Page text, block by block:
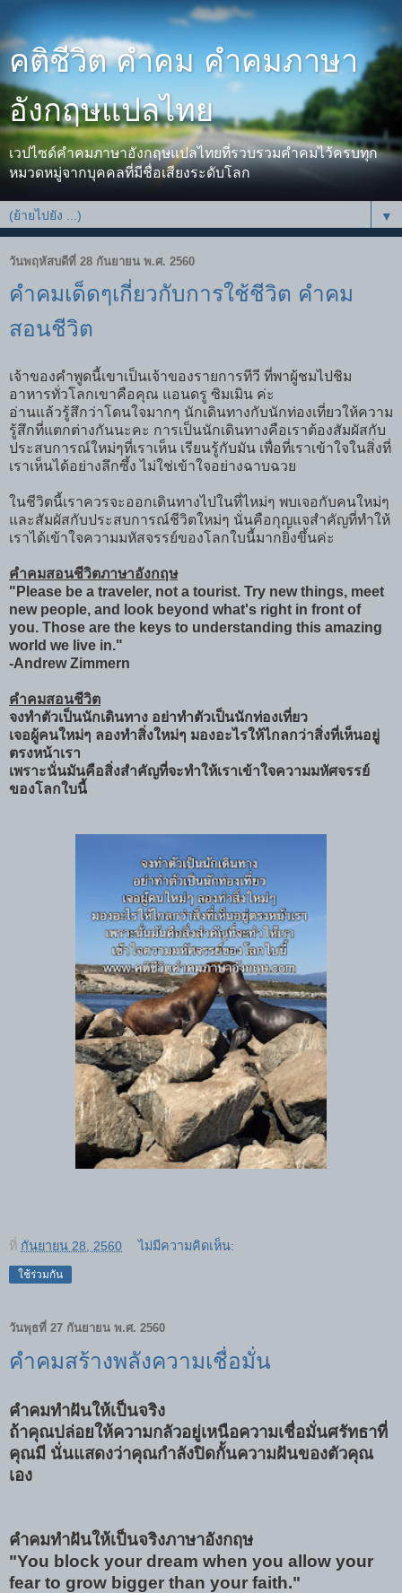
คติชีวิต คำคม คำคมภาษา
อังกฤษแปลไทย
เวปไซด์คำคมภาษาอังกฤษแปลไทยที่รวบรวมคำคมไว้ครบทุก
หมวดหมู่จากบุคคลที่มีชื่อเสียงระดับโลก
▼
วันพฤหัสบดีที่ 28 กันยายน พ.ศ. 2560
คำคมเด็ดๆเกี่ยวกับการใช้ชีวิต คำคม
สอนชีวิต
เจ้าของคำพูดนี้เขาเป็นเจ้าของรายการทีวี ที่พาผู้ชมไปชิม
อาหารทั่วโลกเขาคือคุณ แอนดรู ซิมเมิน ค่ะ
อ่านแล้วรู้สึกว่าโดนใจมากๆ นักเดินทางกับนักท่องเที่ยวให้ความ
รู้สึกที่แตกต่างกันนะคะ การเป็นนักเดินทางคือเราต้องสัมผัสกับ
ประสบการณ์ใหม่ๆที่เราเห็น เรียนรู้กับมัน เพื่อที่เราเข้าใจในสิ่งที่
เราเห็นได้อย่างลึกซึ้ง ไม่ใช่เข้าใจอย่างฉาบฉวย
ในชีวิตนี้เราควรจะออกเดินทางไปในที่ไหม่ๆ พบเจอกับคนใหม่ๆ
และสัมผัสกับประสบการณ์ชีวิตใหม่ๆ นั่นคือกุญแจสำคัญที่ทำให้
เราได้เข้าใจความมหัสจรรย์ของโลกใบนี้มากยิ่งขึ้นค่ะ
คำคมสอนชีวิตภาษาอังกฤษ
"Please be a traveler, not a tourist. Try new things, meet
new people, and look beyond what's right in front of
you. Those are the keys to understanding this amazing
world we live in."
-Andrew Zimmern
คำคมสอนชีวิต
จงทำตัวเป็นนักเดินทาง อย่าทำตัวเป็นนักท่องเที่ยว
เจอผู้คนใหม่ๆ ลองทำสิ่งใหม่ๆ มองอะไรให้ไกลกว่าสิ่งที่เห็นอยู่
ตรงหน้าเรา
เพราะนั่นมันคือสิ่งสำคัญที่จะทำให้เราเข้าใจความมหัศจรรย์
ของโลกใบนี้
ที่ กันยายน 28, 2560 ไม่มีความคิดเห็น:
ใช้ร่วมกัน
วันพุธที่ 27 กันยายน พ.ศ. 2560
คำคมสร้างพลังความเชื่อมั่น
คำคมทำฝันให้เป็นจริง
ถ้าคุณปล่อยให้ความกลัวอยู่เหนือความเชื่อมั่นศรัทธาที่
คุณมี นั่นแสดงว่าคุณกำลังปิดกั้นความฝันของตัวคุณ
เอง
คำคมทำฝันให้เป็นจริงภาษาอังกฤษ
"You block your dream when you allow your
fear to grow bigger than your faith."